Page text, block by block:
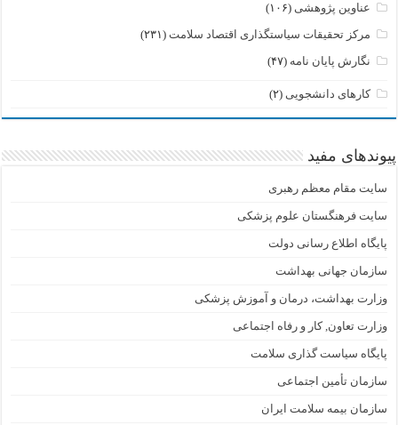
عناوین پژوهشی (۱۰۶)
مرکز تحقیقات سیاستگذاری اقتصاد سلامت (۲۳۱)
نگارش پایان نامه (۴۷)
کارهای دانشجویی (۲)
پیوندهای مفید
سایت مقام معظم رهبری
سایت فرهنگستان علوم پزشکی
پایگاه اطلاع رسانی دولت
سازمان جهانی بهداشت
وزارت بهداشت، درمان و آموزش پزشکی
وزارت تعاون, کار و رفاه اجتماعی
پایگاه سیاست گذاری سلامت
سازمان تأمین اجتماعی
سازمان بیمه سلامت ایران